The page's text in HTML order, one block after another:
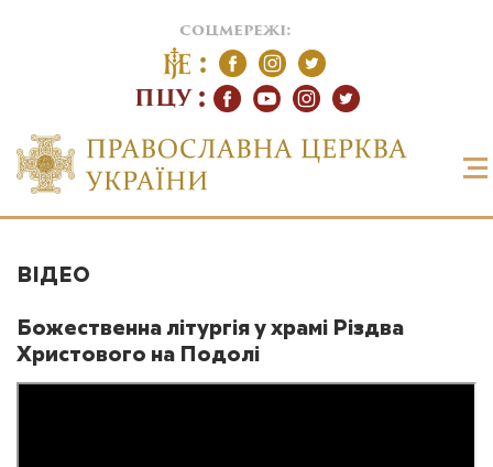
соцмережі:
ПЦУ
ВІДЕО
Божественна літургія у храмі Різдва
Христового на Подолі